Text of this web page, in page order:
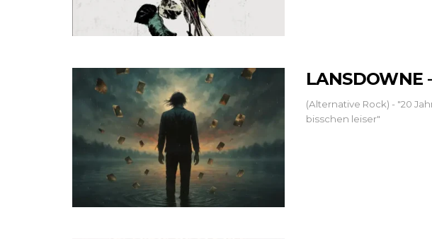
(Alternative Rock) - "20
bisschen leiser"